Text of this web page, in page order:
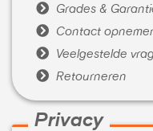
 Grades &
 Contact
 Veelgestelde
 Retourneren
Privacy